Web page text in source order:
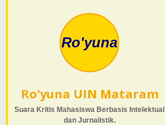
Ro'yuna
Ro'yuna UIN Mataram
Suara Kritis Mahasiswa Berbasis Intelektual
dan Jurnalistik.